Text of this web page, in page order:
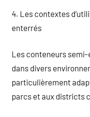
4. Les contextes
enterrés
Les conteneurs
dans divers
particulièrement
parcs et aux districts